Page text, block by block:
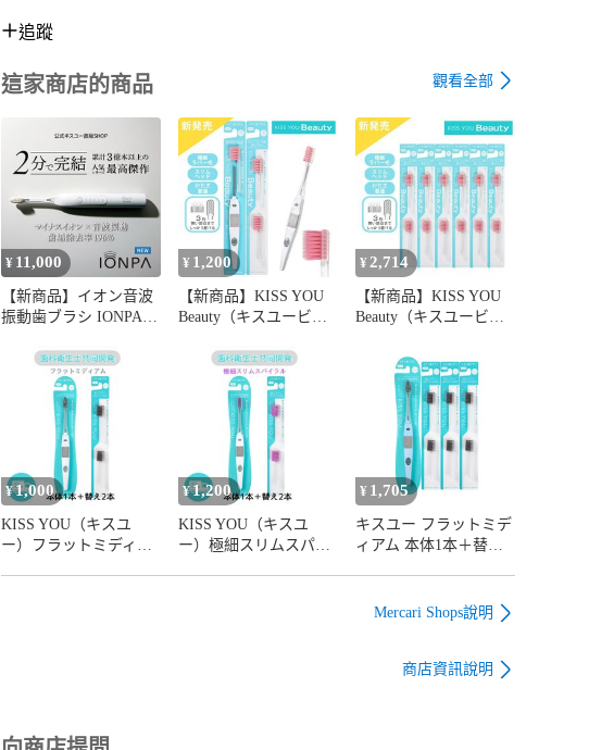
追蹤
這家商店的商品 觀看全部
¥ 11,000
【新商品】イオン音波
振動歯ブラシ IONPA
ム） DH-411 USB充電
¥ 1,200
【新商品】KISS YOU
Beauty（キスユービュ
毛 ふつう 本体1 ＋替
え（2本入り）お試しセ
¥ 2,714
【新商品】KISS YOU
Beauty（キスユービュ
毛 ふつう 替えブラシ
12本セット（2P×6）
¥1,000
KISS YOU（キスユ
ー）フラットミディア
¥1,200
KISS YOU（キスユ
ー）極細スリムスパイ
¥ 1,705
キスユー フラットミデ
ィアム 本体1本＋替え6
虫歯予防歯ブラシ
Mercari Shops說明
商店資訊說明